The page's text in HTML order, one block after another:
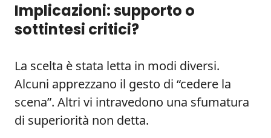
Implicazioni: supporto o
sottintesi critici?
La scelta è stata letta in modi diversi.
Alcuni apprezzano il gesto di “cedere la
scena”. Altri vi intravedono una sfumatura
di superiorità non detta.